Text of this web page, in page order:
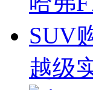
越级